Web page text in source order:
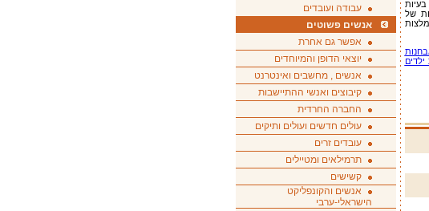
בעיות
של
עבודה ועובדים
אנשים פשוטים
אפשר גם אחרת
יוצאי הדופן והמיוחדים
אנשים , מחשבים ואינטרנט
קיבוצים ואנשי ההתיישבות
החברה החרדית
עולים חדשים ועולים ותיקים
עובדים זרים
תרמילאים ומטיילים
קשישים
אנשים והקונפליקט
הישראלי-ערבי